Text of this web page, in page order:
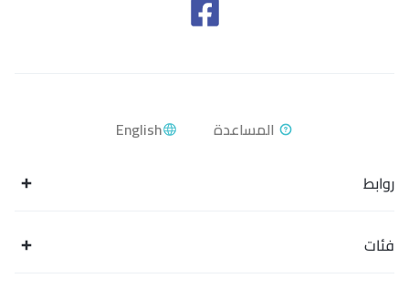
English
روابط
فئات